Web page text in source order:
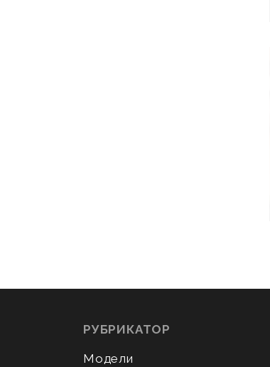
РУБРИКАТОР
Модели